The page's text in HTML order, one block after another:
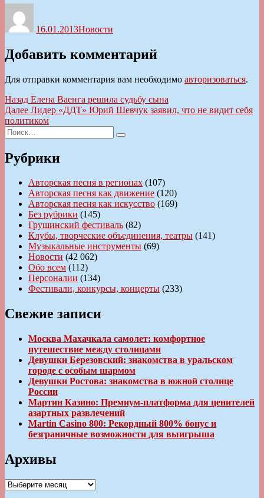
16.01.2013Новости
Добавить комментарий
Для отправки комментария вам необходимо авторизоваться.
Навигация
по
записям
Назад Предыдущая
запись:
Елена Ваенга решила судьбу сына
Далее Следующая
запись:
Лидер «ДДТ» Юрий Шевчук заявил, что не видит себя
политиком
Искать:
Поиск
Рубрики
Авторская песня в регионах (107)
Авторская песня как движение (120)
Авторская песня как искусство (169)
Без рубрики (145)
Грушинский фестиваль (82)
Клубы, творческие объединения, театры (141)
Музыкальные инструменты (69)
Новости (42 062)
Обо всем (112)
Персоналии (134)
Фестивали, конкурсы, концерты (233)
Свежие записи
Москва Махачкала самолет: комфортное
путешествие между столицами
Девушки Березовский: знакомства в уральском
городе с особым шармом
Девушки Ростова: знакомства в южной столице
России
Мартин Казино: Премиум-платформа для ценителей
азартных развлечений
Martin Casino 800: Рекордный 800% бонус и
безграничные возможности для выигрыша
Архивы
Архивы